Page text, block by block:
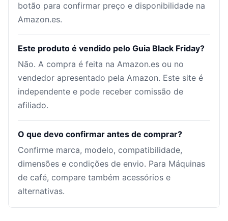
botão para confirmar preço e disponibilidade na
Amazon.es.
Este produto é vendido pelo Guia Black Friday?
Não. A compra é feita na Amazon.es ou no
vendedor apresentado pela Amazon. Este site é
independente e pode receber comissão de
afiliado.
O que devo confirmar antes de comprar?
Confirme marca, modelo, compatibilidade,
dimensões e condições de envio. Para Máquinas
de café, compare também acessórios e
alternativas.